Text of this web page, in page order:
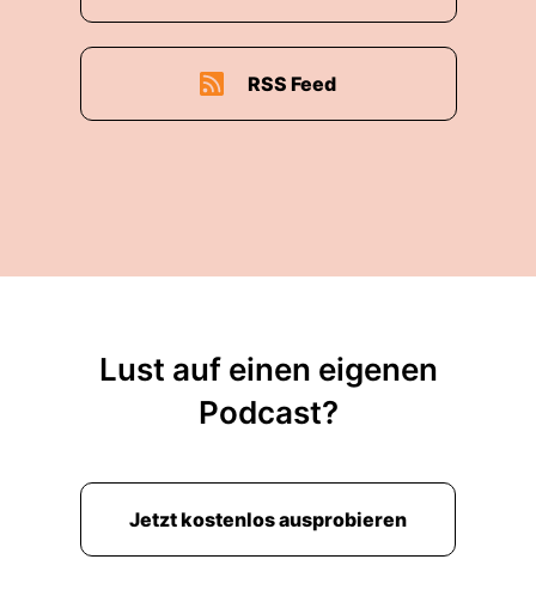
RSS Feed
Lust auf einen eigenen
Podcast?
Jetzt kostenlos ausprobieren